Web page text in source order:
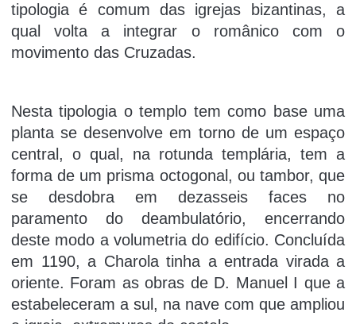
tipologia é comum das igrejas bizantinas, a
qual volta a integrar o românico com o
movimento das Cruzadas.
Nesta tipologia o templo tem como base uma
planta se desenvolve em torno de um espaço
central, o qual, na rotunda templária, tem a
forma de um prisma octogonal, ou tambor, que
se desdobra em dezasseis faces no
paramento do deambulatório, encerrando
deste modo a volumetria do edifício. Concluída
em 1190, a Charola tinha a entrada virada a
oriente. Foram as obras de D. Manuel I que a
estabeleceram a sul, na nave com que ampliou